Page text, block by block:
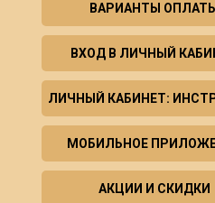
ВАРИАНТЫ ОПЛАТЫ
ВХОД В ЛИЧНЫЙ
ЛИЧНЫЙ КАБИНЕТ:
МОБИЛЬНОЕ
АКЦИИ И СКИДКИ